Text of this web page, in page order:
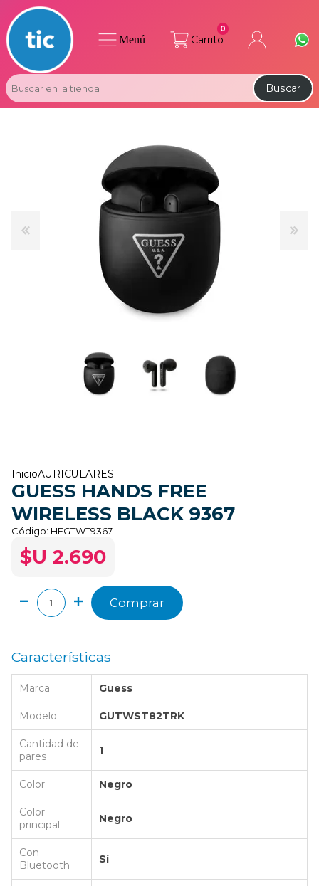
Carrito
0
Buscar
Menú
InicioAURICULARES
GUESS HANDS FREE
WIRELESS BLACK 9367
Código: HFGTWT9367
$U 2.690
Comprar
Características
Marca Guess
Modelo GUTWST82TRK
Cantidad de
pares
1
Color Negro
Color
principal
Negro
Con
Bluetooth
Sí